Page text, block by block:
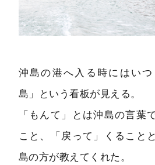
沖島の港へ入る時にはい
島」という看板が見える。
「もんて」とは沖島の言葉
こと、「戻って」くること
島の方が教えてくれた。